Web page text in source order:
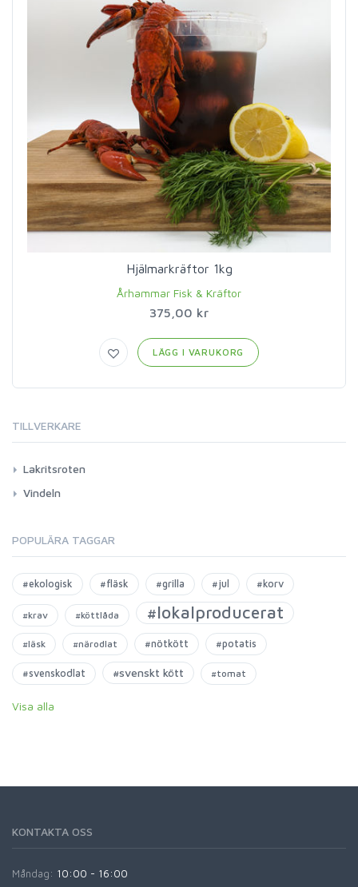
Hjälmarkräftor 1kg
Århammar Fisk & Kräftor
375,00 kr
LÄGG I VARUKORG
TILLVERKARE
Lakritsroten
Vindeln
POPULÄRA TAGGAR
#ekologisk #fläsk #grilla #jul #korv
#krav #köttlåda #lokalproducerat
#läsk #närodlat #nötkött #potatis
#svenskodlat #svenskt kött #tomat
Visa alla
KONTAKTA OSS
Måndag: 10:00 - 16:00